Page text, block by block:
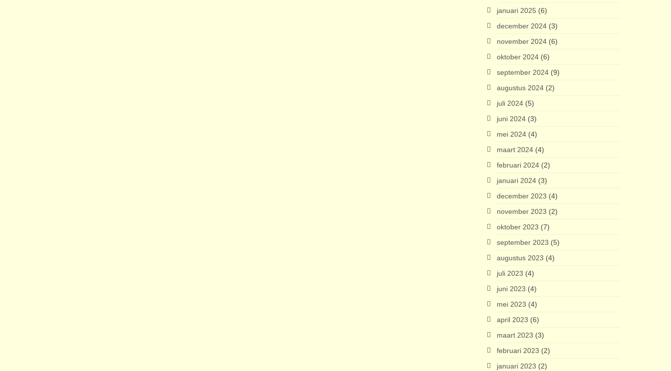
januari 2025 (6)
december 2024(3)
november 2024(6)
oktober 2024(6)
september 2024(9)
augustus 2024(2)
juli 2024(5)
juni 2024(3)
mei 2024(4)
maart 2024(4)
februari 2024(2)
januari 2024(3)
december 2023 (4)
november 2023 (2)
oktober 2023 (7)
september 2023 (5)
augustus 2023 (4)
juli 2023 (4)
juni 2023 (4)
mei 2023 (4)
april 2023 (6)
maart 2023 (3)
februari 2023 (2)
januari 2023 (2)